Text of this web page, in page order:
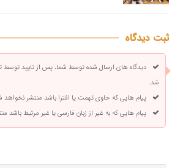
ثبت دیدگاه
دیدگاه های ارسال شده توسط شما، پس از تایید
شد.
پیام هایی که حاوی تهمت یا افترا باشد منتشر نخواهد
پیام هایی که به غیر از زبان فارسی یا غیر مرتبط باشد